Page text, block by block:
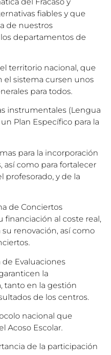
fiables y que
de nuestros
departamentos de
territorio nacional, que
el sistema cursen unos
para todos.
instrumentales (Lengua
Plan Específico para la
para la incorporación
así como para fortalecer
profesorado, y de la
de Conciertos
financiación al coste real,
renovación, así como
de Evaluaciones
la
tanto en la gestión
de los centros.
nacional que
Acoso Escolar.
de la participación